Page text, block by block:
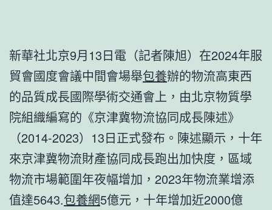
新華社北京9月13日電（記者陳旭）在2024年服
貿會國度會議中間會場舉包養辦的物流高東西
的品質成長國際學術交通會上，由北京物質學
院組織編寫的《京津冀物流協同成長陳述》
（2014-2023）13日正式發布。陳述顯示，十年
來京津冀物流財產協同成長跑出加快度，區域
物流市場範圍年夜幅增加，2023年物流業增添
值達5643.包養網5億元，十年增加近2000億